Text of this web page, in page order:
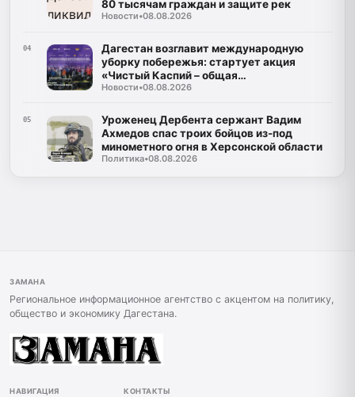
80 тысячам граждан и защите рек
Новости•08.08.2026
04
Дагестан возглавит международную
уборку побережья: стартует акция
«Чистый Каспий – общая
ответственность»
Новости•08.08.2026
05
Уроженец Дербента сержант Вадим
Ахмедов спас троих бойцов из-под
минометного огня в Херсонской области
Политика•08.08.2026
ЗАМАНА
Региональное информационное агентство с акцентом на политику,
общество и экономику Дагестана.
НАВИГАЦИЯ КОНТАКТЫ